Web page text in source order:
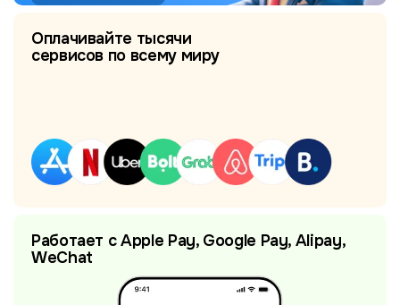
Оплачивайте тысячи
сервисов по всему миру
Работает с Apple Pay, Google Pay, Alipay,
WeChat